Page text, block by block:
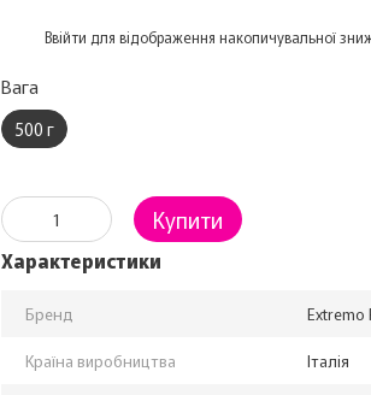
Ввійти для відображення накопичувальної
Вага
500 г
Купити
Характеристики
Бренд Extremo
Країна виробництва Італія